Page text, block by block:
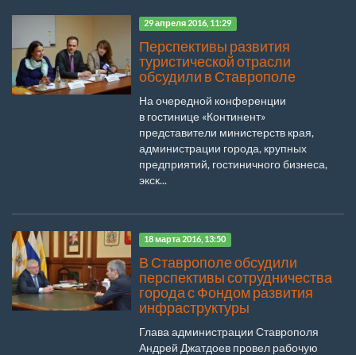
29 апреля 2016, 11:29
Перспективы развития
туристической отрасли
обсудили в Ставрополе
На очередной конференции
в гостинице «Континент»
представители министерств края,
администрации города, крупных
предприятий, гостиничного бизнеса,
экск...
18 марта 2016, 13:50
В Ставрополе обсудили
перспективы сотрудничества
города с Фондом развития
инфраструктуры
Глава администрации Ставрополя
Андрей Джатдоев провел рабочую